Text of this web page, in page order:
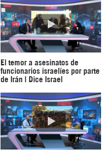
El temor a asesinatos de
funcionarios israelíes por parte
de Irán | Dice Israel